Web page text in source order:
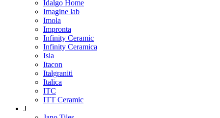
Idalgo Home
Imagine lab
Imola
Impronta
Infinity Ceramic
Infinity Ceramica
Isla
Itacon
Italgraniti
Italica
ITC
ITT Ceramic
J